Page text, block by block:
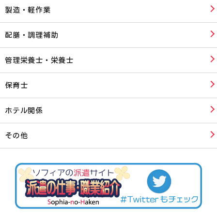
製造・軽作業
配膳・調理補助
管理栄養士・栄養士
保育士
ホテル関係
その他